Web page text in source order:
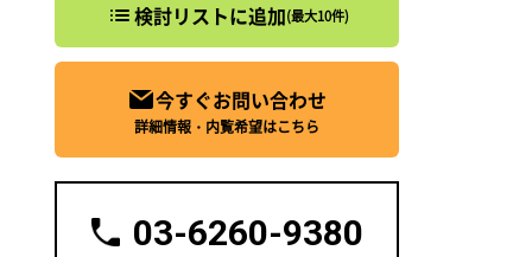
検討リストに追加(最大10件)
今すぐお問い合わせ
詳細情報・内覧希望はこちら
03-6260-9380